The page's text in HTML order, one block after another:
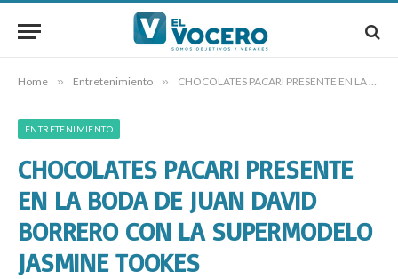
Home » Entretenimiento » CHOCOLATES PACARI PRESENTE EN LA BODA DE JUAN DAVID BORRERO CON LA SUPERMODELO JASMINE TOOKES
ENTRETENIMIENTO
CHOCOLATES PACARI PRESENTE
EN LA BODA DE JUAN DAVID
BORRERO CON LA SUPERMODELO
JASMINE TOOKES